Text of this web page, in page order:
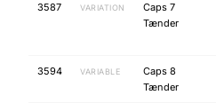
3587 VARIATION
Caps 7
Tænder
3594 VARIABLE
Caps 8
Tænder